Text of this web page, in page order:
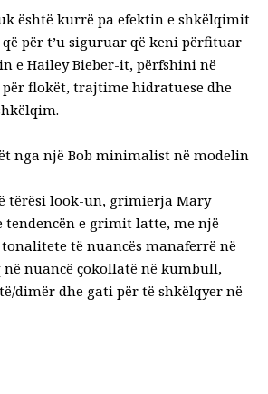
është kurrë pa efektin e shkëlqimit
për t’u siguruar që keni përfituar
e Hailey Bieber-it, përfshini në
flokët, trajtime hidratuese dhe
tërësi look-un, grimierja Mary
tendencën e grimit latte, me një
të nuancës manaferrë në
në nuancë çokollatë në kumbull,
dimër dhe gati për të shkëlqyer në